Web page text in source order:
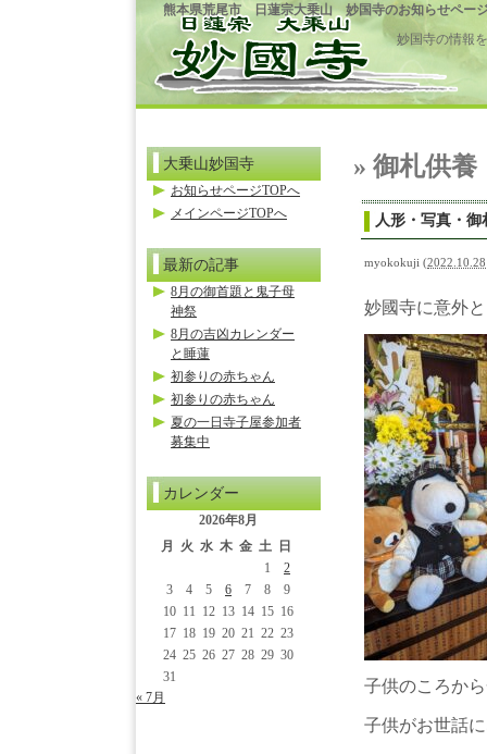
熊本県荒尾市 日蓮宗大乗山 妙国寺のお知らせペー
妙国寺の情報
» 御札供養
人形・写真・
myokokuji (
妙國寺に意外
子供のころか
子供がお世話
大乗山妙国寺
お知らせページTOPへ
メインページTOPへ
最新の記事
8月の御首題と鬼子母
神祭
8月の吉凶カレンダー
と睡蓮
初参りの赤ちゃん
初参りの赤ちゃん
夏の一日寺子屋参加者
募集中
カレンダー
2026年8月
月
火 水 木 金 土
日
1
2
3
4 5 6 7 8
9
10 11 12 13 14 15 16
17 18 19 20 21 22 23
24 25 26 27 28 29 30
31
« 7月